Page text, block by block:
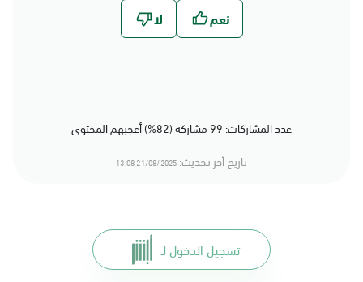
عدد المشاركات: 99 مشاركة (82%) أعجبهم المحتوى
تاريخ أخر تحديث: 21/08/2025 13:08
تسجيل الدخول لـ